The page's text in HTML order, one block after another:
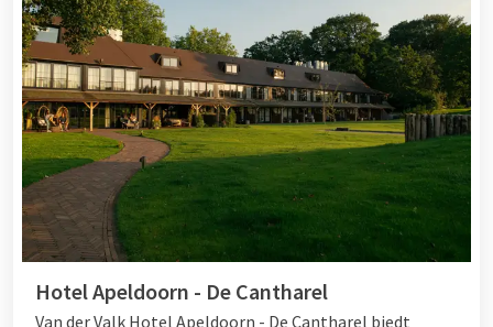
Hotel Apeldoorn - De Cantharel
Van der Valk Hotel Apeldoorn - De Cantharel biedt